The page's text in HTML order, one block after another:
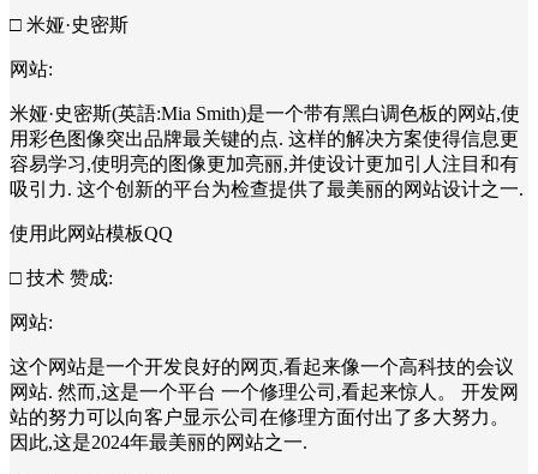
□ 米娅·史密斯
网站:
米娅·史密斯(英語:Mia Smith)是一个带有黑白调色板的网站,使
用彩色图像突出品牌最关键的点. 这样的解决方案使得信息更
容易学习,使明亮的图像更加亮丽,并使设计更加引人注目和有
吸引力. 这个创新的平台为检查提供了最美丽的网站设计之一.
使用此网站模板QQ
□ 技术 赞成:
网站:
这个网站是一个开发良好的网页,看起来像一个高科技的会议
网站. 然而,这是一个平台 一个修理公司,看起来惊人。 开发网
站的努力可以向客户显示公司在修理方面付出了多大努力。
因此,这是2024年最美丽的网站之一.